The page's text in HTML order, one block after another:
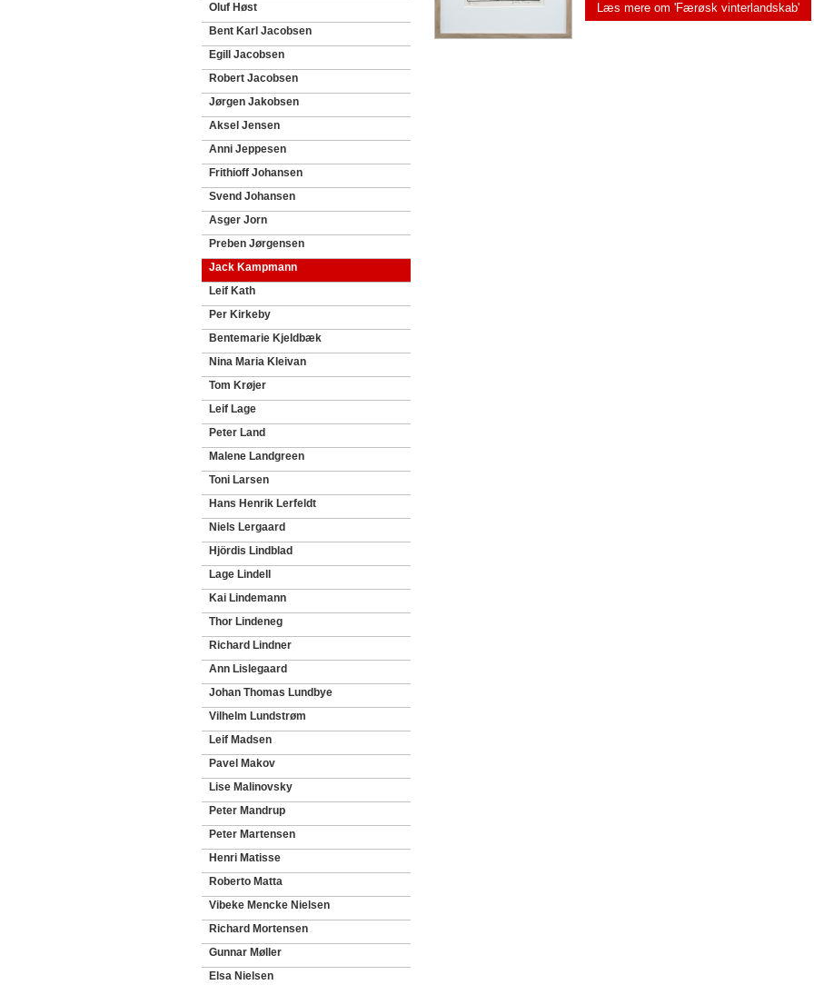
Oluf Høst
Bent Karl Jacobsen
Egill Jacobsen
Robert Jacobsen
Jørgen Jakobsen
Aksel Jensen
Anni Jeppesen
Frithioff Johansen
Svend Johansen
Asger Jorn
Preben Jørgensen
Jack Kampmann
Leif Kath
Per Kirkeby
Bentemarie Kjeldbæk
Nina Maria Kleivan
Tom Krøjer
Leif Lage
Peter Land
Malene Landgreen
Toni Larsen
Hans Henrik Lerfeldt
Niels Lergaard
Hjördis Lindblad
Lage Lindell
Kai Lindemann
Thor Lindeneg
Richard Lindner
Ann Lislegaard
Johan Thomas Lundbye
Vilhelm Lundstrøm
Leif Madsen
Pavel Makov
Lise Malinovsky
Peter Mandrup
Peter Martensen
Henri Matisse
Roberto Matta
Vibeke Mencke Nielsen
Richard Mortensen
Gunnar Møller
Elsa Nielsen
Læs mere om 'Færøsk vinterlandskab'